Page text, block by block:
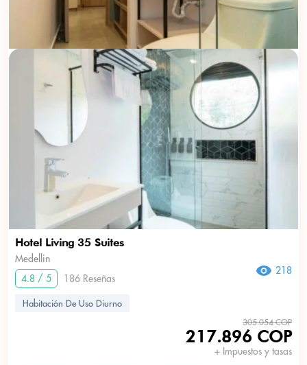
Hotel Living 35 Suites
Medellin
4.8 / 5
186 Reseñas
218
Habitación De Uso Diurno
305.054 COP
217.896 COP
+ Impuestos y tasas